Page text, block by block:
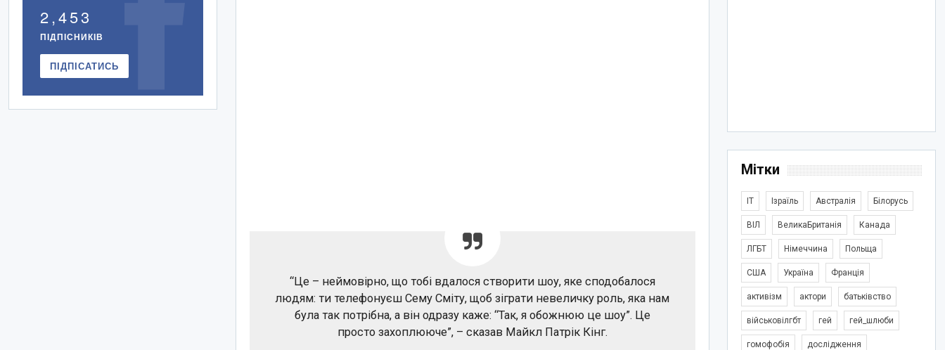
“Це – неймовірно, що тобі вдалося створити шоу, яке сподобалося
людям: ти телефонуєш Сему Сміту, щоб зіграти невеличку роль, яка нам
була так потрібна, а він одразу каже: “Так, я обожнюю це шоу”. Це
просто захоплююче”, – сказав Майкл Патрік Кінг.
Мітки
IT Ізраїль Австралія Білорусь
ВІЛ ВеликаБританія Канада
ЛГБТ Німеччина Польща
США Україна Франція
активізм актори батьківство
військовілгбт гей гей_шлюби
гомофобія дослідження
2,453
ПІДПІСНИКІВ
ПІДПІСАТИСЬ